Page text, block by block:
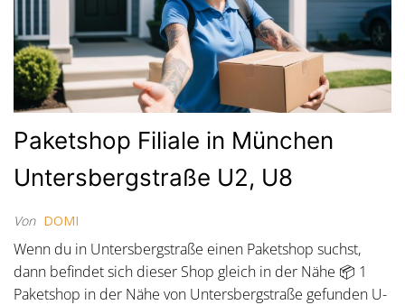
Paketshop Filiale in München
Untersbergstraße U2, U8
Von DOMI
Wenn du in Untersbergstraße einen Paketshop suchst,
dann befindet sich dieser Shop gleich in der Nähe 📦 1
Paketshop in der Nähe von Untersbergstraße gefunden U-